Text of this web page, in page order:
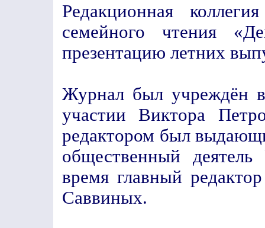
Редакционная
семейного чтения
презентацию летних
Журнал был учреждён
участии Виктора
редактором был
общественный
время главный
Саввиных.